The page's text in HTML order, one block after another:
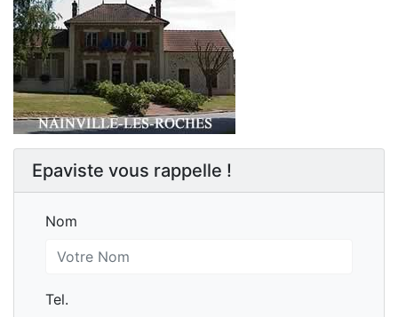
Epaviste vous rappelle !
Nom
Nom
Tel.
Tel.